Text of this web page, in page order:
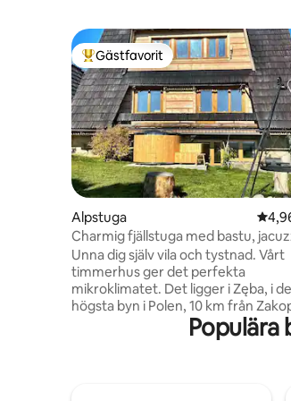
Populär gästfavorit
Gästfavorit
Alpstuga 4,96
Charmig fjällstuga med bastu,
trädgårdsbadkar
Unna dig själv vila och tystnad. Vårt
timmerhus ger det perfekta
mikroklimatet. Det ligger i Zęba, i den
högsta byn i Polen, 10 km från
Huset och trädgården har en
utsikt över Tatras. Boendet har ett
Populära